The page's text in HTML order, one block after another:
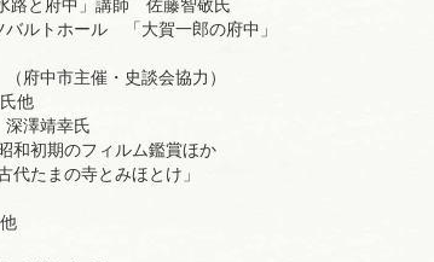
路と府中」講師 佐藤智敬氏
ルトホール 「大賀一郎の府中」
府中市主催・史談会協力）
他
澤靖幸氏
初期のフィルム鑑賞ほか
たまの寺とみほとけ」